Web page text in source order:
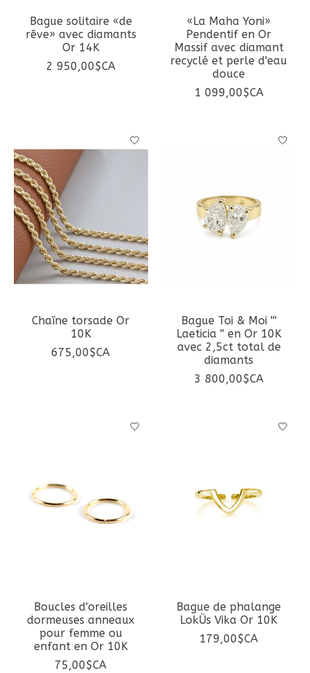
Bague solitaire «de
rêve» avec diamants
Or 14K
2 950,00$CA
«La Maha Yoni»
Pendentif en Or
Massif avec diamant
recyclé et perle d'eau
douce
1 099,00$CA
Chaîne torsade Or
10K
675,00$CA
Bague Toi & Moi '''
Laeticia '' en Or 10K
avec 2,5ct total de
diamants
3 800,00$CA
Boucles d'oreilles
dormeuses anneaux
pour femme ou
enfant en Or 10K
75,00$CA
Bague de phalange
LokÜs Vika Or 10K
179,00$CA